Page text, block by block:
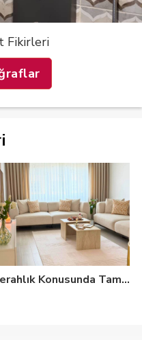
Fikirleri
Ferahlık Konusunda Tam Not Alan Bu Evde Sıcaklık Da Hakim